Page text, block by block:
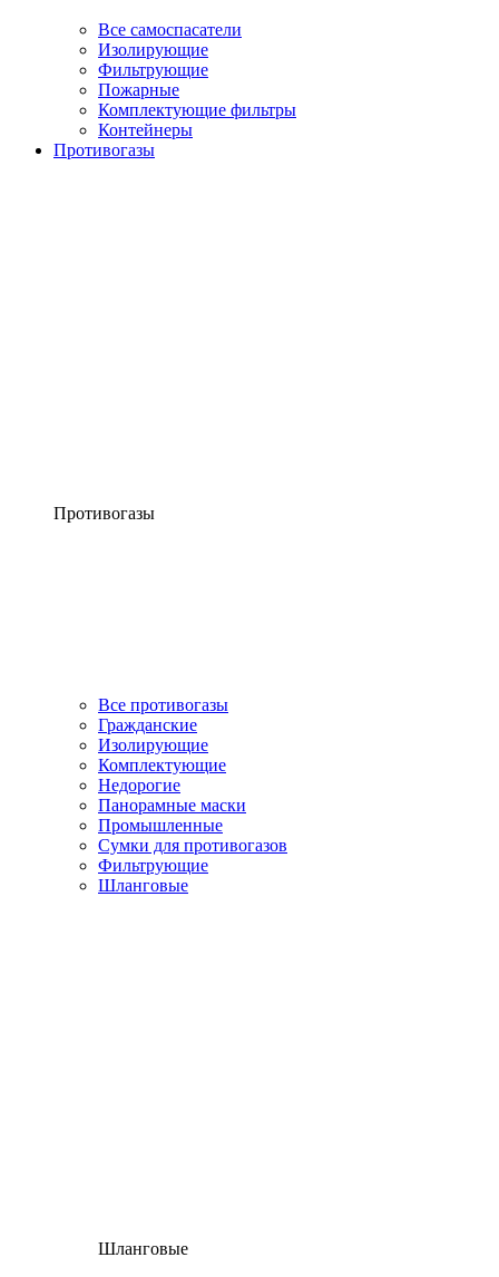
Все самоспасатели
Изолирующие
Фильтрующие
Пожарные
Комплектующие фильтры
Контейнеры
Противогазы
Противогазы
Все противогазы
Гражданские
Изолирующие
Комплектующие
Недорогие
Панорамные маски
Промышленные
Сумки для противогазов
Фильтрующие
Шланговые
Шланговые